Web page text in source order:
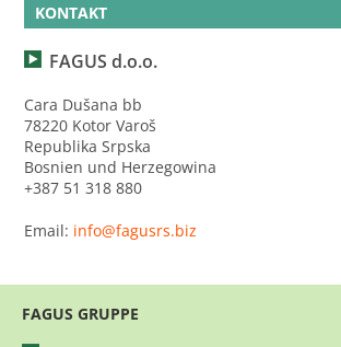
KONTAKT
FAGUS d.o.o.
Cara Dušana bb
78220 Kotor Varoš
Republika Srpska
Bosnien und Herzegowina
+387 51 318 880
Email: info@fagusrs.biz
FAGUS GRUPPE